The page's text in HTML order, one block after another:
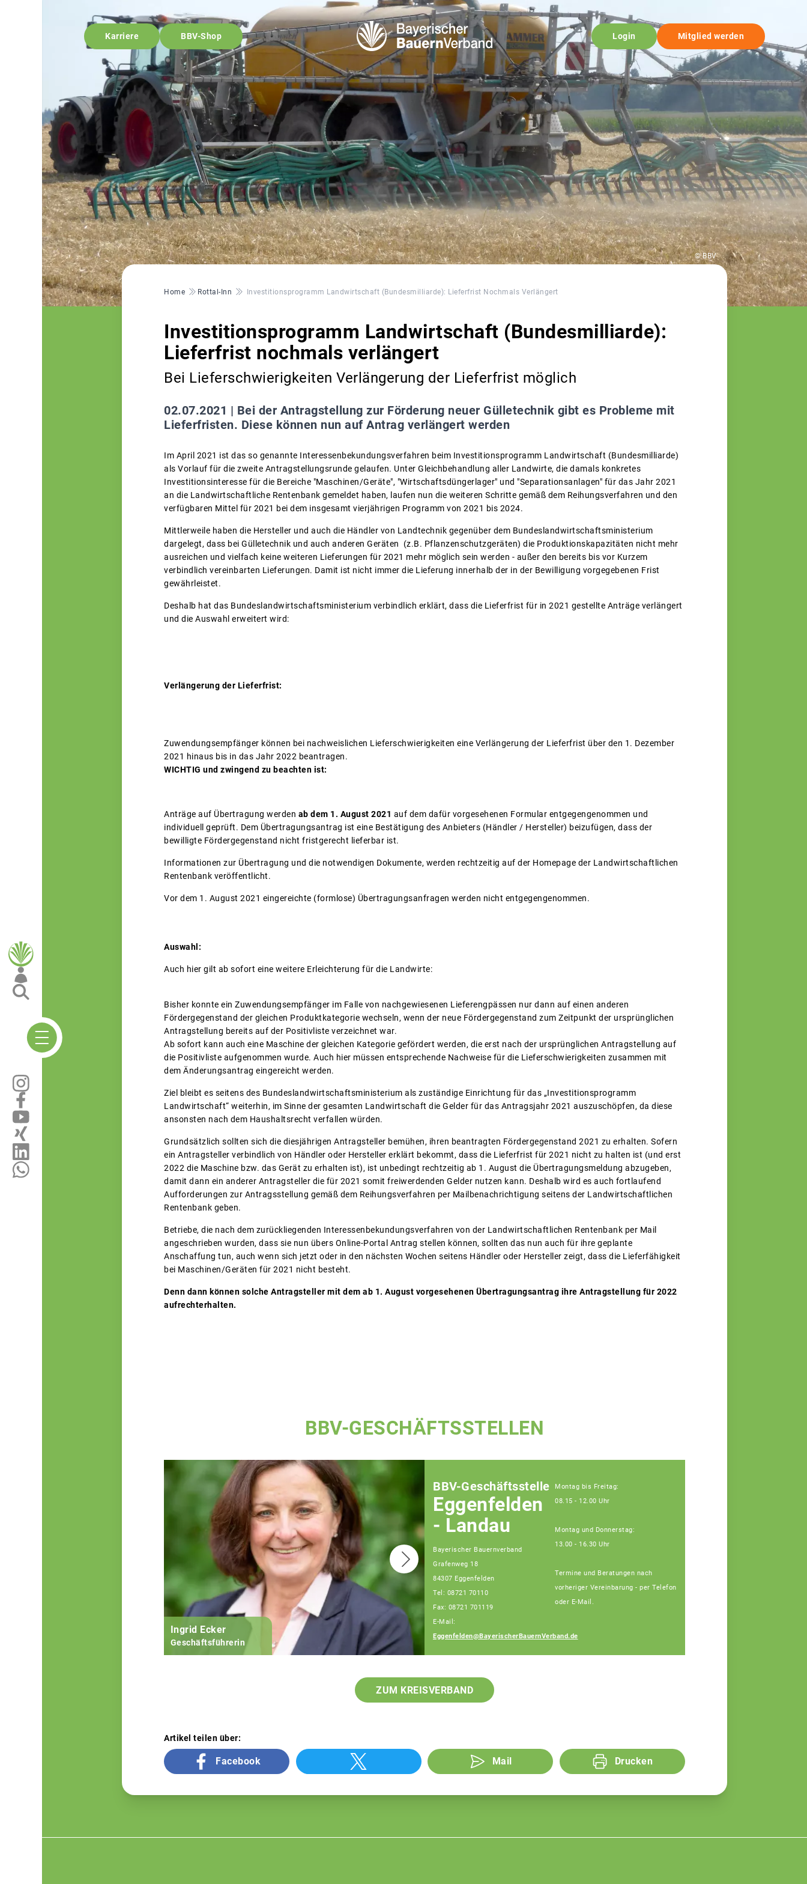
Karriere BBV-Shop Login Mitglied werden
© BBV
Pfadnavigation
Home Rottal-Inn Investitionsprogramm Landwirtschaft (Bundesmilliarde): Lieferfrist Nochmals Verlängert
Investitionsprogramm Landwirtschaft (Bundesmilliarde):
Lieferfrist nochmals verlängert
Bei Lieferschwierigkeiten Verlängerung der Lieferfrist möglich
02.07.2021 | Bei der Antragstellung zur Förderung neuer Gülletechnik gibt es Probleme mit
Lieferfristen. Diese können nun auf Antrag verlängert werden
Im April 2021 ist das so genannte Interessenbekundungsverfahren beim Investitionsprogramm Landwirtschaft (Bundesmilliarde)
als Vorlauf für die zweite Antragstellungsrunde gelaufen. Unter Gleichbehandlung aller Landwirte, die damals konkretes
Investitionsinteresse für die Bereiche "Maschinen/Geräte", "Wirtschaftsdüngerlager" und "Separationsanlagen" für das Jahr 2021
an die Landwirtschaftliche Rentenbank gemeldet haben, laufen nun die weiteren Schritte gemäß dem Reihungsverfahren und den
verfügbaren Mittel für 2021 bei dem insgesamt vierjährigen Programm von 2021 bis 2024.
Mittlerweile haben die Hersteller und auch die Händler von Landtechnik gegenüber dem Bundeslandwirtschaftsministerium
dargelegt, dass bei Gülletechnik und auch anderen Geräten (z.B. Pflanzenschutzgeräten) die Produktionskapazitäten nicht mehr
ausreichen und vielfach keine weiteren Lieferungen für 2021 mehr möglich sein werden - außer den bereits bis vor Kurzem
verbindlich vereinbarten Lieferungen. Damit ist nicht immer die Lieferung innerhalb der in der Bewilligung vorgegebenen Frist
gewährleistet.
Deshalb hat das Bundeslandwirtschaftsministerium verbindlich erklärt, dass die Lieferfrist für in 2021 gestellte Anträge verlängert
und die Auswahl erweitert wird:
Verlängerung der Lieferfrist:
Zuwendungsempfänger können bei nachweislichen Lieferschwierigkeiten eine Verlängerung der Lieferfrist über den 1. Dezember
2021 hinaus bis in das Jahr 2022 beantragen.
WICHTIG und zwingend zu beachten ist:
Anträge auf Übertragung werden ab dem 1. August 2021 auf dem dafür vorgesehenen Formular entgegengenommen und
individuell geprüft. Dem Übertragungsantrag ist eine Bestätigung des Anbieters (Händler / Hersteller) beizufügen, dass der
bewilligte Fördergegenstand nicht fristgerecht lieferbar ist.
Informationen zur Übertragung und die notwendigen Dokumente, werden rechtzeitig auf der Homepage der Landwirtschaftlichen
Rentenbank veröffentlicht.
Vor dem 1. August 2021 eingereichte (formlose) Übertragungsanfragen werden nicht entgegengenommen.
Auswahl:
Auch hier gilt ab sofort eine weitere Erleichterung für die Landwirte:
Bisher konnte ein Zuwendungsempfänger im Falle von nachgewiesenen Lieferengpässen nur dann auf einen anderen
Fördergegenstand der gleichen Produktkategorie wechseln, wenn der neue Fördergegenstand zum Zeitpunkt der ursprünglichen
Antragstellung bereits auf der Positivliste verzeichnet war.
Ab sofort kann auch eine Maschine der gleichen Kategorie gefördert werden, die erst nach der ursprünglichen Antragstellung auf
die Positivliste aufgenommen wurde. Auch hier müssen entsprechende Nachweise für die Lieferschwierigkeiten zusammen mit
dem Änderungsantrag eingereicht werden.
Ziel bleibt es seitens des Bundeslandwirtschaftsministerium als zuständige Einrichtung für das „Investitionsprogramm
Landwirtschaft“ weiterhin, im Sinne der gesamten Landwirtschaft die Gelder für das Antragsjahr 2021 auszuschöpfen, da diese
ansonsten nach dem Haushaltsrecht verfallen würden.
Grundsätzlich sollten sich die diesjährigen Antragsteller bemühen, ihren beantragten Fördergegenstand 2021 zu erhalten. Sofern
ein Antragsteller verbindlich von Händler oder Hersteller erklärt bekommt, dass die Lieferfrist für 2021 nicht zu halten ist (und erst
2022 die Maschine bzw. das Gerät zu erhalten ist), ist unbedingt rechtzeitig ab 1. August die Übertragungsmeldung abzugeben,
damit dann ein anderer Antragsteller die für 2021 somit freiwerdenden Gelder nutzen kann. Deshalb wird es auch fortlaufend
Aufforderungen zur Antragsstellung gemäß dem Reihungsverfahren per Mailbenachrichtigung seitens der Landwirtschaftlichen
Rentenbank geben.
Betriebe, die nach dem zurückliegenden Interessenbekundungsverfahren von der Landwirtschaftlichen Rentenbank per Mail
angeschrieben wurden, dass sie nun übers Online-Portal Antrag stellen können, sollten das nun auch für ihre geplante
Anschaffung tun, auch wenn sich jetzt oder in den nächsten Wochen seitens Händler oder Hersteller zeigt, dass die Lieferfähigkeit
bei Maschinen/Geräten für 2021 nicht besteht.
Denn dann können solche Antragsteller mit dem ab 1. August vorgesehenen Übertragungsantrag ihre Antragstellung für 2022
aufrechterhalten.
BBV-GESCHÄFTSSTELLEN
Ingrid Ecker
Geschäftsführerin Fachberaterin
BBV-Geschäftsstelle
Eggenfelden
- Landau
Bayerischer Bauernverband
Grafenweg 18
84307 Eggenfelden
Tel: 08721 70110
Fax: 08721 701119
E-Mail:
Eggenfelden@BayerischerBauernVerband.de
Montag bis Freitag:
08.15 - 12.00 Uhr
Montag und Donnerstag:
13.00 - 16.30 Uhr
Termine und Beratungen nach
vorheriger Vereinbarung - per Telefon
oder E-Mail.
ZUM KREISVERBAND
Artikel teilen über:
Facebook Mail Drucken